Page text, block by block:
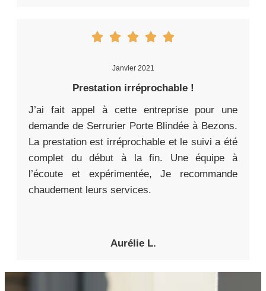
Janvier 2021
Prestation irréprochable !
J’ai fait appel à cette entreprise pour une
demande de Serrurier Porte Blindée à Bezons.
La prestation est irréprochable et le suivi a été
complet du début à la fin. Une équipe à
l’écoute et expérimentée, Je recommande
chaudement leurs services.
Aurélie L.